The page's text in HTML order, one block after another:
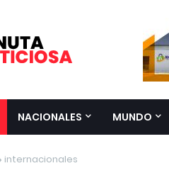
NACIONALES MUNDO
internacionales